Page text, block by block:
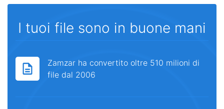
I tuoi file sono in buone mani
Zamzar ha convertito oltre 510 milioni di
file dal 2006